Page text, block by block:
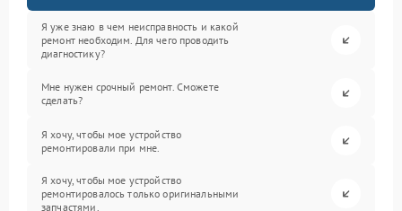
Я уже знаю в чем неисправность и какой
ремонт необходим. Для чего проводить
диагностику?
Мне нужен срочный ремонт. Сможете
сделать?
Я хочу, чтобы мое устройство
ремонтировали при мне.
Я хочу, чтобы мое устройство
ремонтировалось только оригинальными
запчастями.